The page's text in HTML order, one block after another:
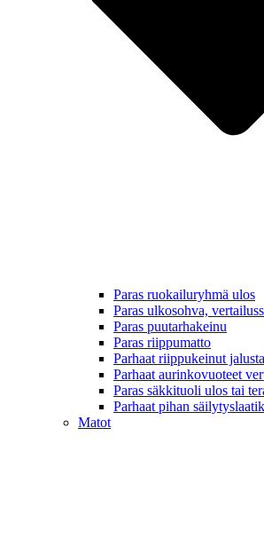
Paras ruokailuryhmä ulos
Paras ulkosohva,
Paras puutarhakeinu
Paras riippumatto
Parhaat riippukeinut
Parhaat aurinkovuoteet
Paras säkkituoli ulos tai
Parhaat pihan
Matot